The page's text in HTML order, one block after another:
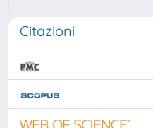
Citazioni